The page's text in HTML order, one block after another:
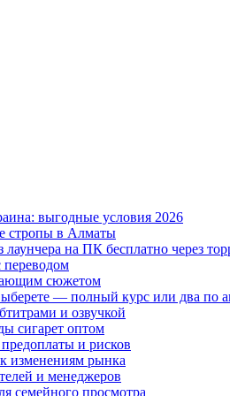
выгодные условия 2026
стропы в Алматы
лаунчера на ПК бесплатно через
сюжетом
— полный курс или два по
и озвучкой
сигарет оптом
и рисков
изменениям рынка
и менеджеров
семейного просмотра